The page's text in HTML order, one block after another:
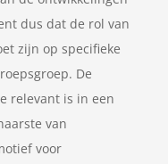
dus dat de rol van
zijn op specifieke
De
relevant is in een
van
voor